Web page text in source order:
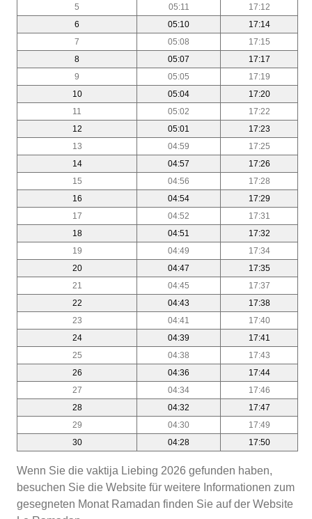
5
05:11
17:12
6
05:10
17:14
7
05:08
17:15
8
05:07
17:17
9
05:05
17:19
10
05:04
17:20
11
05:02
17:22
12
05:01
17:23
13
04:59
17:25
14
04:57
17:26
15
04:56
17:28
16
04:54
17:29
17
04:52
17:31
18
04:51
17:32
19
04:49
17:34
20
04:47
17:35
21
04:45
17:37
22
04:43
17:38
23
04:41
17:40
24
04:39
17:41
25
04:38
17:43
26
04:36
17:44
27
04:34
17:46
28
04:32
17:47
29
04:30
17:49
30
04:28 17:50
Wenn Sie die vaktija Liebing 2026 gefunden haben,
besuchen Sie die Website für weitere Informationen zum
gesegneten Monat Ramadan finden Sie auf der Website